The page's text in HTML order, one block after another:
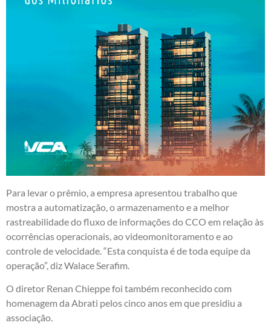
Para levar o prêmio, a empresa apresentou trabalho que
mostra a automatização, o armazenamento e a melhor
rastreabilidade do fluxo de informações do CCO em relação às
ocorrências operacionais, ao videomonitoramento e ao
controle de velocidade. “Esta conquista é de toda equipe da
operação”, diz Walace Serafim.
O diretor Renan Chieppe foi também reconhecido com
homenagem da Abrati pelos cinco anos em que presidiu a
associação.